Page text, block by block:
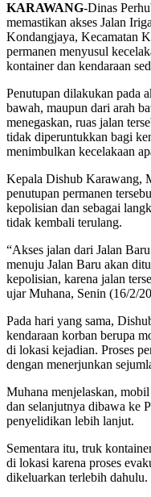
KARAWANG-Dinas
memastikan akses Jalan
Kondangjaya, Kecamatan
permanen menyusul
kontainer dan kendaraan
Penutupan dilakukan pada
bawah, maupun dari arah
menegaskan, ruas jalan
tidak diperuntukkan bagi
menimbulkan kecelakaan
Kepala Dishub Karawang,
penutupan permanen
kepolisian dan sebagai
tidak kembali terulang.
“Akses jalan dari Jalan
menuju Jalan Baru akan
kepolisian, karena jalan
ujar Muhana, Senin (16/2/
Pada hari yang sama,
kendaraan korban berupa
di lokasi kejadian. Proses
dengan menerjunkan
Muhana menjelaskan,
dan selanjutnya dibawa ke
penyelidikan lebih lanjut.
Sementara itu, truk
di lokasi karena proses
dikeluarkan terlebih dahulu.